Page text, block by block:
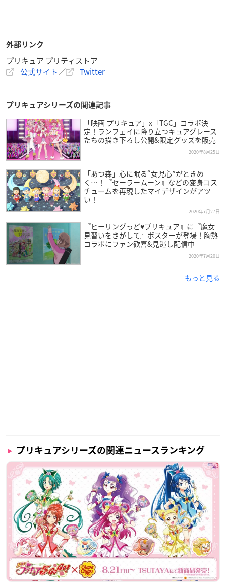
外部リンク
プリキュア プリティストア
公式サイト／ Twitter
プリキュアシリーズの関連記事
「映画 プリキュア」x「TGC」コラボ決
定！ランフェイに降り立つキュアグレース
たちの描き下ろし公開&限定グッズを販売
2020年8月25日
「あつ森」心に眠る“女児心”がときめ
く…！『セーラームーン』などの変身コス
チュームを再現したマイデザインがアツ
い！
2020年7月27日
『ヒーリングっど♥プリキュア』に『魔女
見習いをさがして』ポスターが登場！胸熱
コラボにファン歓喜&見逃し配信中
2020年7月20日
もっと見る
プリキュアシリーズの関連ニュースランキング